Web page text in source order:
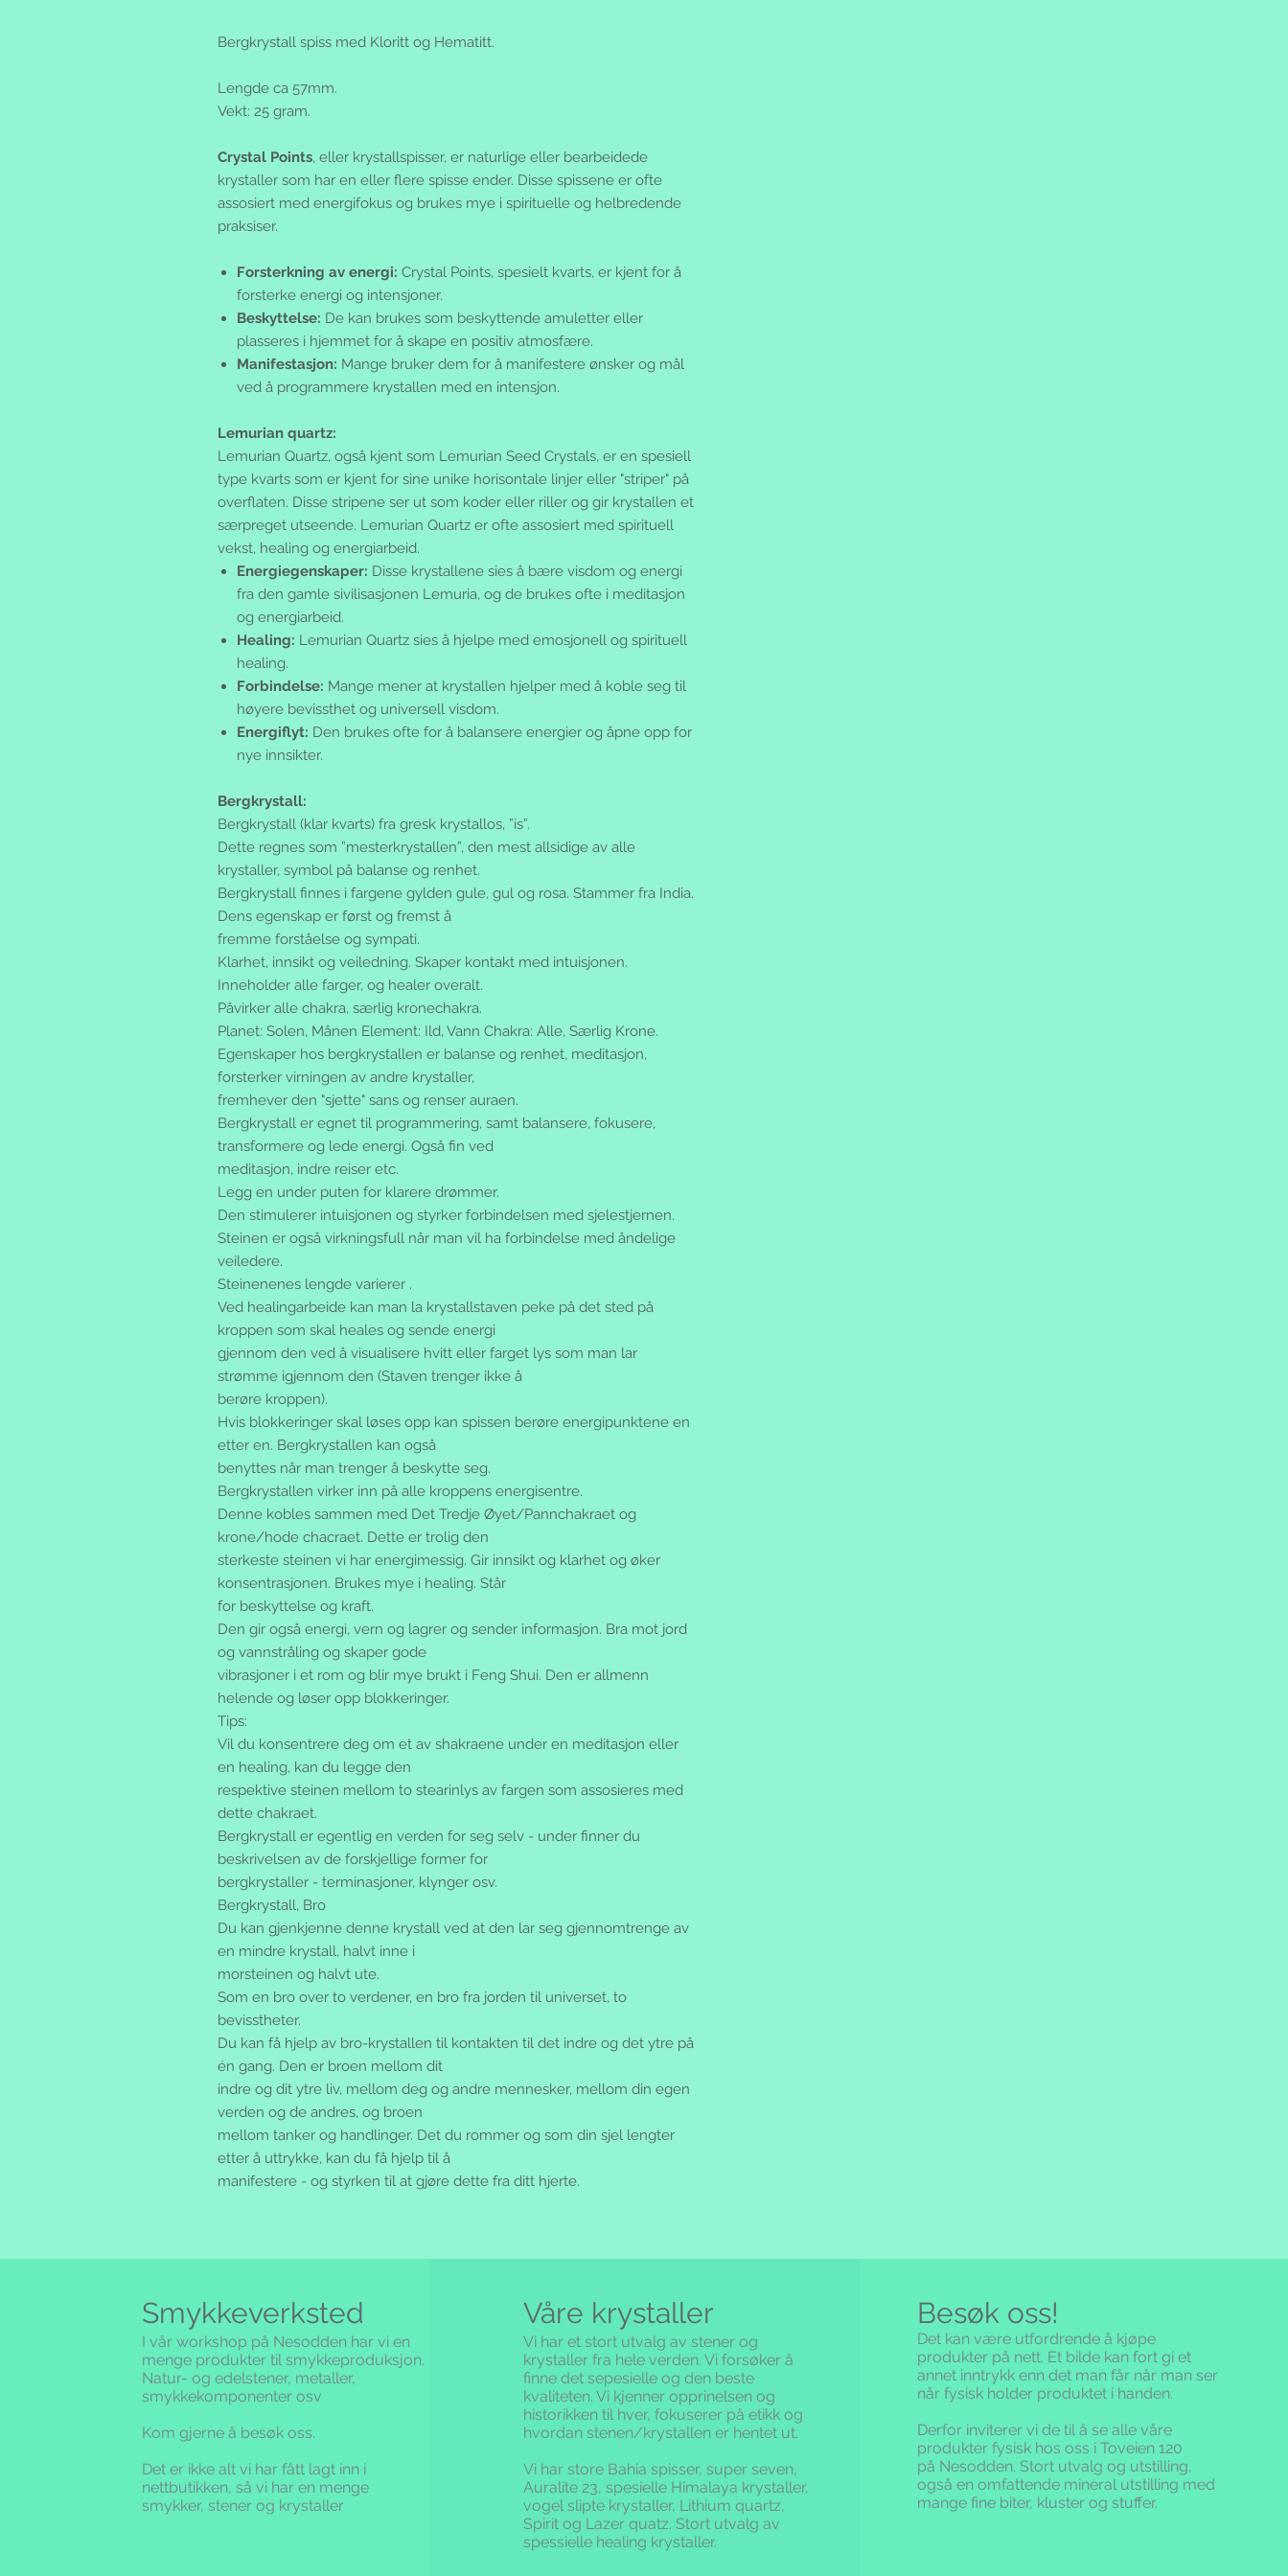
Bergkrystall spiss med Kloritt og Hematitt.
Lengde ca 57mm.
Vekt: 25 gram.
Crystal Points, eller krystallspisser, er naturlige eller bearbeidede
krystaller som har en eller flere spisse ender. Disse spissene er ofte
assosiert med energifokus og brukes mye i spirituelle og helbredende
praksiser.
Forsterkning av energi: Crystal Points, spesielt kvarts, er kjent for å
forsterke energi og intensjoner.
Beskyttelse: De kan brukes som beskyttende amuletter eller
plasseres i hjemmet for å skape en positiv atmosfære.
Manifestasjon: Mange bruker dem for å manifestere ønsker og mål
ved å programmere krystallen med en intensjon.
Lemurian quartz:
Lemurian Quartz, også kjent som Lemurian Seed Crystals, er en spesiell
type kvarts som er kjent for sine unike horisontale linjer eller "striper" på
overflaten. Disse stripene ser ut som koder eller riller og gir krystallen et
særpreget utseende. Lemurian Quartz er ofte assosiert med spirituell
vekst, healing og energiarbeid.
Energiegenskaper: Disse krystallene sies å bære visdom og energi
fra den gamle sivilisasjonen Lemuria, og de brukes ofte i meditasjon
og energiarbeid.
Healing: Lemurian Quartz sies å hjelpe med emosjonell og spirituell
healing.
Forbindelse: Mange mener at krystallen hjelper med å koble seg til
høyere bevissthet og universell visdom.
Energiflyt: Den brukes ofte for å balansere energier og åpne opp for
nye innsikter.
Bergkrystall:
Bergkrystall (klar kvarts) fra gresk krystallos, ”is”.
Dette regnes som ”mesterkrystallen”, den mest allsidige av alle
krystaller, symbol på balanse og renhet.
Bergkrystall finnes i fargene gylden gule, gul og rosa. Stammer fra India.
Dens egenskap er først og fremst å
fremme forståelse og sympati.
Klarhet, innsikt og veiledning. Skaper kontakt med intuisjonen.
Inneholder alle farger, og healer overalt.
Påvirker alle chakra, særlig kronechakra.
Planet: Solen, Månen Element: Ild, Vann Chakra: Alle, Særlig Krone.
Egenskaper hos bergkrystallen er balanse og renhet, meditasjon,
forsterker virningen av andre krystaller,
fremhever den "sjette" sans og renser auraen.
Bergkrystall er egnet til programmering, samt balansere, fokusere,
transformere og lede energi. Også fin ved
meditasjon, indre reiser etc.
Legg en under puten for klarere drømmer.
Den stimulerer intuisjonen og styrker forbindelsen med sjelestjernen.
Steinen er også virkningsfull når man vil ha forbindelse med åndelige
veiledere.
Steinenenes lengde varierer .
Ved healingarbeide kan man la krystallstaven peke på det sted på
kroppen som skal heales og sende energi
gjennom den ved å visualisere hvitt eller farget lys som man lar
strømme igjennom den (Staven trenger ikke å
berøre kroppen).
Hvis blokkeringer skal løses opp kan spissen berøre energipunktene en
etter en. Bergkrystallen kan også
benyttes når man trenger å beskytte seg.
Bergkrystallen virker inn på alle kroppens energisentre.
Denne kobles sammen med Det Tredje Øyet/Pannchakraet og
krone/hode chacraet. Dette er trolig den
sterkeste steinen vi har energimessig. Gir innsikt og klarhet og øker
konsentrasjonen. Brukes mye i healing. Står
for beskyttelse og kraft.
Den gir også energi, vern og lagrer og sender informasjon. Bra mot jord
og vannstråling og skaper gode
vibrasjoner i et rom og blir mye brukt i Feng Shui. Den er allmenn
helende og løser opp blokkeringer.
Tips:
Vil du konsentrere deg om et av shakraene under en meditasjon eller
en healing, kan du legge den
respektive steinen mellom to stearinlys av fargen som assosieres med
dette chakraet.
Bergkrystall er egentlig en verden for seg selv - under finner du
beskrivelsen av de forskjellige former for
bergkrystaller - terminasjoner, klynger osv.
Bergkrystall, Bro
Du kan gjenkjenne denne krystall ved at den lar seg gjennomtrenge av
en mindre krystall, halvt inne i
morsteinen og halvt ute.
Som en bro over to verdener, en bro fra jorden til universet, to
bevisstheter.
Du kan få hjelp av bro-krystallen til kontakten til det indre og det ytre på
én gang. Den er broen mellom dit
indre og dit ytre liv, mellom deg og andre mennesker, mellom din egen
verden og de andres, og broen
mellom tanker og handlinger. Det du rommer og som din sjel lengter
etter å uttrykke, kan du få hjelp til å
manifestere - og styrken til at gjøre dette fra ditt hjerte.
Smykkeverksted
I vår workshop på Nesodden har vi en
menge produkter til smykkeproduksjon.
Natur- og edelstener, metaller,
smykkekomponenter osv
Kom gjerne å besøk oss.
Det er ikke alt vi har fått lagt inn i
nettbutikken,så vi har en menge
smykker, stener og krystaller
Våre krystaller
Vi har et stort utvalg av stener og
krystaller fra hele verden. Vi forsøker å
finne det sepesielle og den beste
kvaliteten. Vi kjenner opprinelsen og
historikken til hver, fokuserer på etikk og
hvordan stenen/krystallen er hentet ut.
Vi har store Bahia spisser, super seven,
Auralite 23, spesielle Himalaya krystaller,
vogel slipte krystaller, Lithium quartz,
Spirit og Lazer quatz. Stort utvalg av
spessielle healing krystaller.
Besøk oss!
Det kan være utfordrende å kjøpe
produkter på nett. Et bilde kan fort gi et
annet inntrykk enn det man får når man ser
når fysisk holder produktet i handen.
Derfor inviterer vi de til å se alle våre
produkter fysisk hos oss i Toveien 120
på Nesodden. Stort utvalg og utstilling,
også en omfattende mineral utstilling med
mange fine biter, kluster og stuffer.